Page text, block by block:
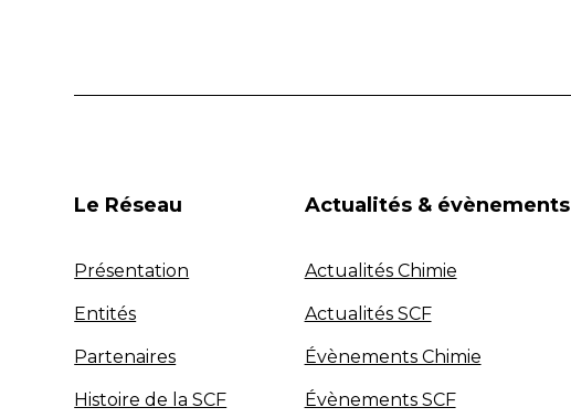
Le Réseau
Présentation
Entités
Partenaires
Histoire de la SCF
Actualités & évènements
Actualités Chimie
Actualités SCF
Évènements Chimie
Évènements SCF